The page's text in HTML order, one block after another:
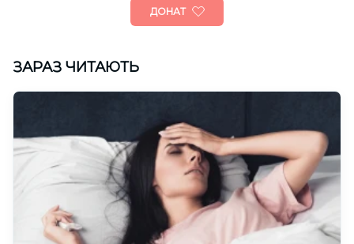
ДОНАТ
ЗАРАЗ ЧИТАЮТЬ